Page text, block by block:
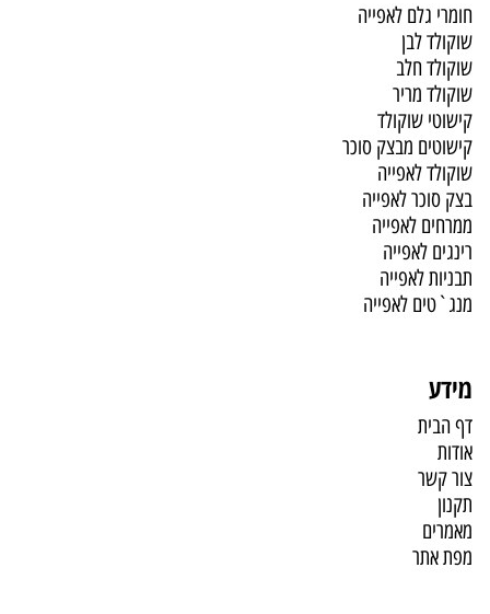
חומרי גלם לאפייה
שוקולד לבן
שוקולד חלב
שוקולד מריר
קישוטי שוקולד
קישוטים מבצק סוכר
שוקולד לאפייה
בצק סוכר לאפייה
ממרחים לאפייה
רינגים לאפייה
תבניות לאפייה
מנג`טים לאפייה
מידע
דף הבית
אודות
צור קשר
תקנון
מאמרים
מפת אתר